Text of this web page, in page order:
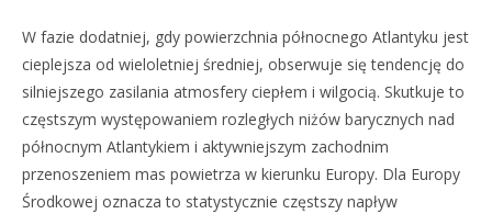
W fazie dodatniej, gdy powierzchnia północnego Atlantyku jest
cieplejsza od wieloletniej średniej, obserwuje się tendencję do
silniejszego zasilania atmosfery ciepłem i wilgocią. Skutkuje to
częstszym występowaniem rozległych niżów barycznych nad
północnym Atlantykiem i aktywniejszym zachodnim
przenoszeniem mas powietrza w kierunku Europy. Dla Europy
Środkowej oznacza to statystycznie częstszy napływ